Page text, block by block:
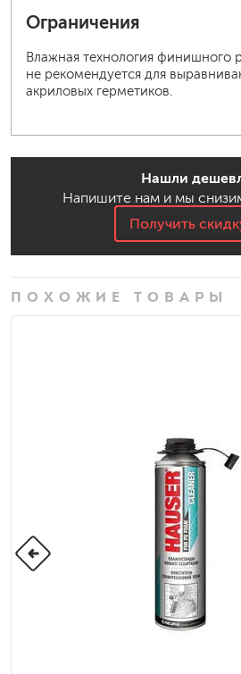
Ограничения
Влажная технология финишного
не рекомендуется для
акриловых герметиков.
Нашли
Напишите нам и мы
Получить
ПОХОЖИЕ ТОВАРЫ